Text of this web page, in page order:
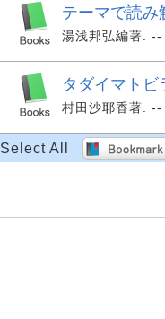
テーマで読み
湯浅邦弘編著. --
タダイマトビ
村田沙耶香著.
Select All